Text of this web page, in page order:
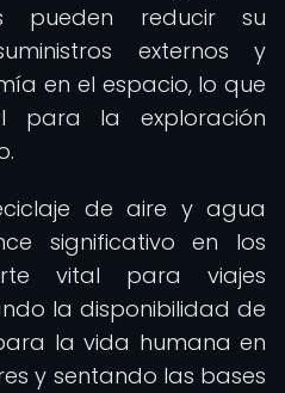
pueden reducir su
externos y
en el espacio, lo que
para la exploración
de aire y agua
significativo en los
vital para viajes
la disponibilidad de
la vida humana en
y sentando las bases